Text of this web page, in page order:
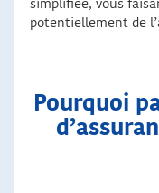
simplifiée, vous
potentiellement de
Pourquoi